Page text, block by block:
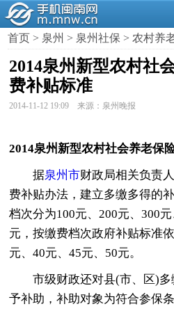
首页 > 泉州 > 泉州社保 >农村养
2014泉州新型农村社
费补贴标准
2014-11-12 19:09 来源：泉州晚报
2014泉州新型农村社会养老保
据泉州市财政局相关负责
费补贴办法，建立多缴多得的
档次分为100元、200元、300
元，按缴费档次政府补贴标准
元、40元、45元、50元。
市级财政还对县(市、区)多
予补助，补助对象为符合参保